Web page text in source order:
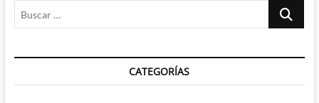
descubre
DC
mafiosos
Buscar
CATEGORÍAS